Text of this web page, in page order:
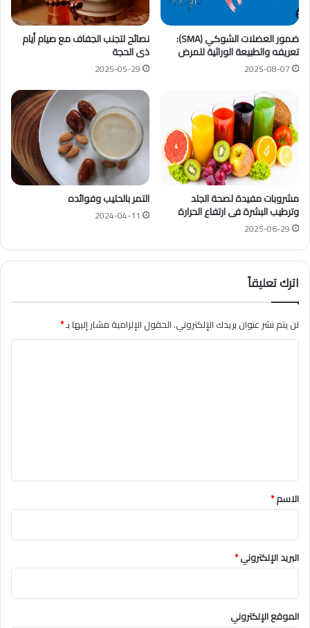
ضمور العضلات الشوكي (SMA):
تعريفه والطبيعة الوراثية للمرض
2025-08-07
نصائح لتجنب الجفاف مع صيام أيام
ذى الحجة
2025-05-29
مشروبات مفيدة لصحة الجلد
وترطيب البشرة فى ارتفاع الحرارة
2025-06-29
التمر بالحليب وفوائده
2024-04-11
اترك تعليقاً
لن يتم نشر عنوان بريدك الإلكتروني.الحقول الإلزامية مشار إليها بـ*
*
الاسم*
البريد الإلكتروني*
الموقع الإلكتروني